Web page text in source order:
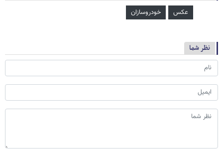
عکس خودروسازان
نظر شما